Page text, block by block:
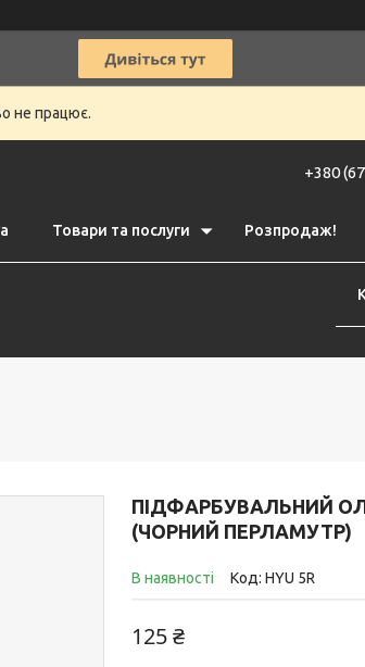
не працює.
+380
Товари та послуги Розпродаж!
ПІДФАРБУВАЛЬНИЙ
(ЧОРНИЙ ПЕРЛАМУТР)
В наявності Код: HYU 5R
125 ₴